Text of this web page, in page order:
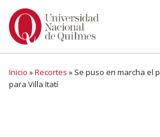
Ir
Inicio »Recortes » Se puso en marcha el
para Villa Itatí